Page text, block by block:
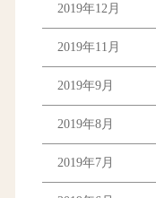
2019年12月
2019年11月
2019年9月
2019年8月
2019年7月